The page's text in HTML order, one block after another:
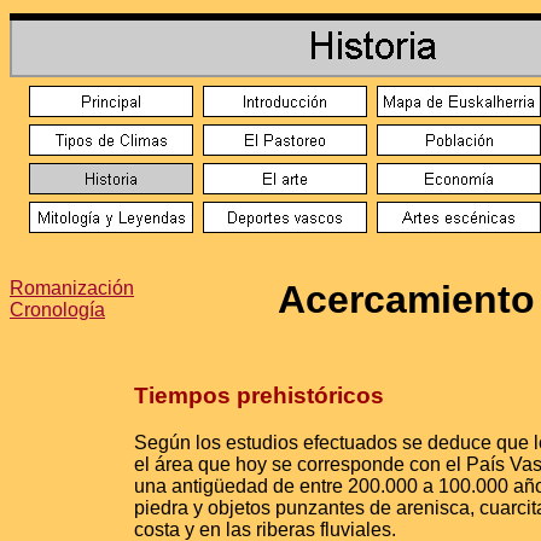
Romanización
Cronología
Tiempos prehistóricos
Según los estudios efectuados se deduce que
el área que hoy se corresponde con el País
una antigüedad de entre 200.000 a 100.000
piedra y objetos punzantes de arenisca,
costa y en las riberas fluviales.